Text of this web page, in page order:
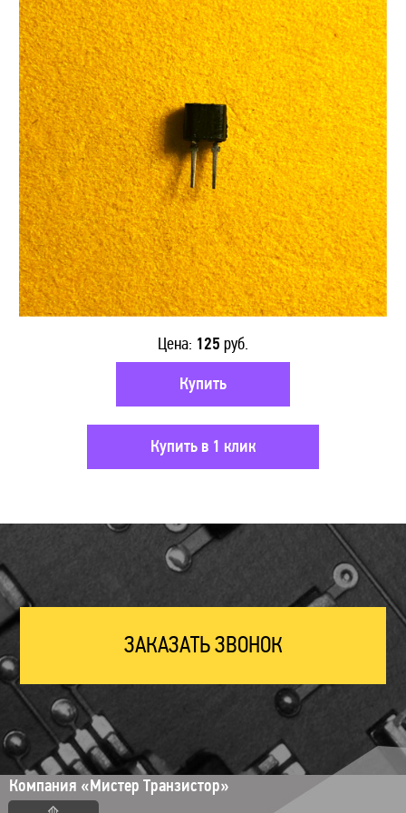
ФОТОТРАНЗИСТОРЫ
КОНДЕНСАТОРЫ
ТРАНСФОРМАТОРЫ
ОПТОВЫМ КЛИЕНТАМ
ДОСТАВКА
КОНТАКТЫ
Цена: 125 руб.
Купить
Купить в 1 клик
ЗАКАЗАТЬ ЗВОНОК
Компания «Мистер Транзистор»